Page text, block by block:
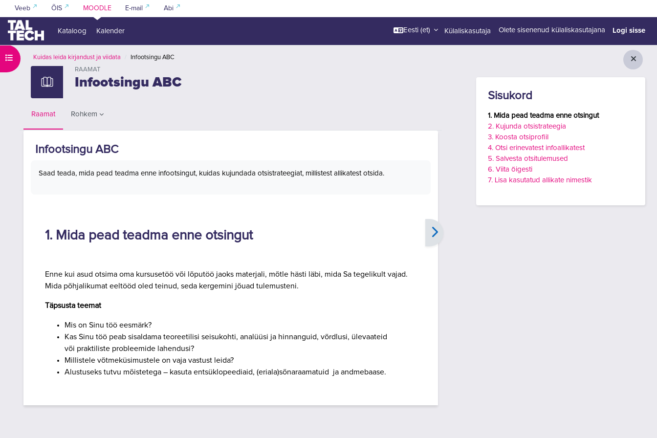
Jäta vahele peasisuni
Veeb ÕIS MOODLE E-mail Abi
Kataloog Kalender Eesti ‎(et)‎ Külaliskasutaja Olete sisenenud külaliskasutajana Logi sisse
Sisukord
1. Mida pead teadma enne otsingut
2. Kujunda otsistrateegia
3. Koosta otsiprofiil
4. Otsi erinevatest infoallikatest
5. Salvesta otsitulemused
6. Viita õigesti
7. Lisa kasutatud allikate nimestik
Ava kursuse sisukord
Kuidas leida kirjandust ja viidata
Infootsingu ABC
RAAMAT
Infootsingu ABC
Raamat Rohkem
Infootsingu ABC
Saad teada, mida pead teadma enne infootsingut, kuidas kujundada otsistrateegiat, millistest allikatest otsida.
1. Mida pead teadma enne otsingut
Enne kui asud otsima oma kursusetöö või lõputöö jaoks materjali, mõtle hästi läbi, mida Sa tegelikult vajad.
Mida põhjalikumat eeltööd oled teinud, seda kergemini jõuad tulemusteni.
Täpsusta teemat
Mis on Sinu töö eesmärk?
Kas Sinu töö peab sisaldama teoreetilisi seisukohti, analüüsi ja hinnanguid, võrdlusi, ülevaateid
või praktiliste probleemide lahendusi?
Millistele võtmeküsimustele on vaja vastust leida?
Alustuseks tutvu mõistetega – kasuta entsüklopeediaid, (eriala)sõnaraamatuid ja andmebaase.